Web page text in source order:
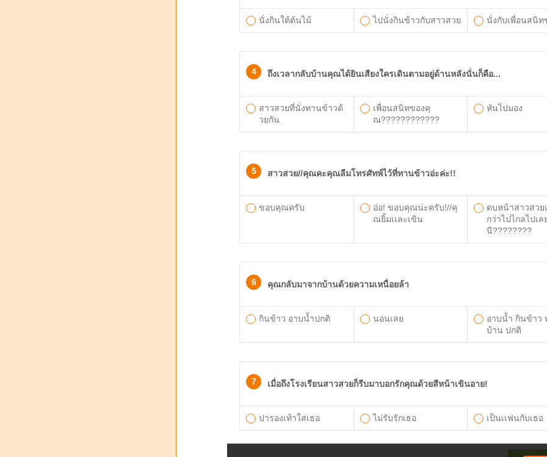
นั่งกินใต้ต้นไม้ ไปนั่งกินข้าวกับสาวสวย นั่งกับเพื่อนสนิ
4 ถึงเวลากลับบ้านคุณได้ยินเสียงใครเดินตามอยู่ด้านหลังนั่นก็คือ...
สาวสวยที่นั่งทานข้าวด้
วยกัน
เพื่อนสนิทของคุ
ณ????????????
หันไปมอง
5 สาวสวย//คุณคะคุณลืมโทรศัทพ์ไว้ที่ทานข้าวอ่ะค่ะ!!
ขอบคุณครับ
อ่อ! ขอบคุณน่ะครับ!//คุ
ณยิ้มเเละเขิน
ตบหน้าสาวสวย
กว่าไปไกลไปเ
นี????????
6 คุณกลับมาจากบ้านด้วยความเหนื่อยล้า
กินข้าว อาบน้ำปกติ นอนเลย
อาบน้ำ กินข้าว
บ้าน ปกติ
7 เมื่อถึงโรงเรียนสาวสวยก็รีบมาบอกรักคุณด้วยสีหน้าเขินอาย!
ปารองเท้าใส่เธอ ไม่รับรักเธอ เป็นเเฟนกับเธอ